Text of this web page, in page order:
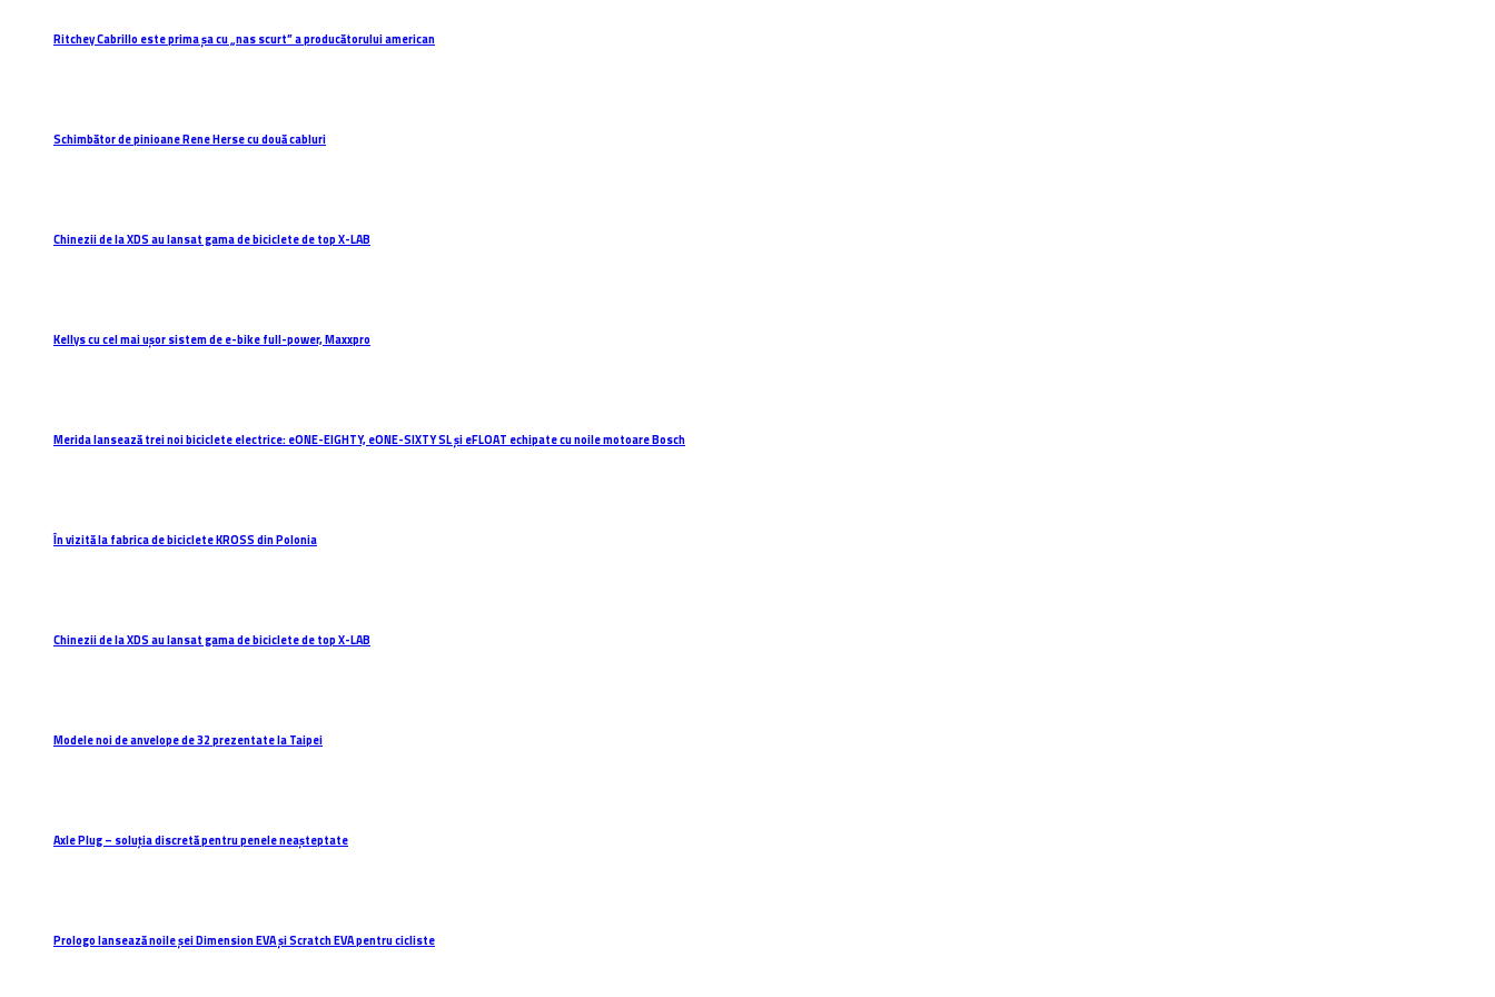
Ritchey Cabrillo este prima șa cu „nas scurt” a producătorului american
Schimbător de pinioane Rene Herse cu două cabluri
Chinezii de la XDS au lansat gama de biciclete de top X-LAB
Kellys cu cel mai ușor sistem de e-bike full-power, Maxxpro
Merida lansează trei noi biciclete electrice: eONE-EIGHTY, eONE-SIXTY SL și eFLOAT echipate cu noile motoare Bosch
În vizită la fabrica de biciclete KROSS din Polonia
Chinezii de la XDS au lansat gama de biciclete de top X-LAB
Modele noi de anvelope de 32 prezentate la Taipei
Axle Plug – soluția discretă pentru penele neașteptate
Prologo lansează noile șei Dimension EVA și Scratch EVA pentru cicliste